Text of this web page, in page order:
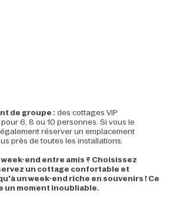
de groupe : des cottages VIP
6, 8 ou 10 personnes. Si vous le
réserver un emplacement
près de toutes les installations.
end entre amis ? Choisissez
un cottage confortable et
un week-end riche en souvenirs ! Ce
un moment inoubliable.